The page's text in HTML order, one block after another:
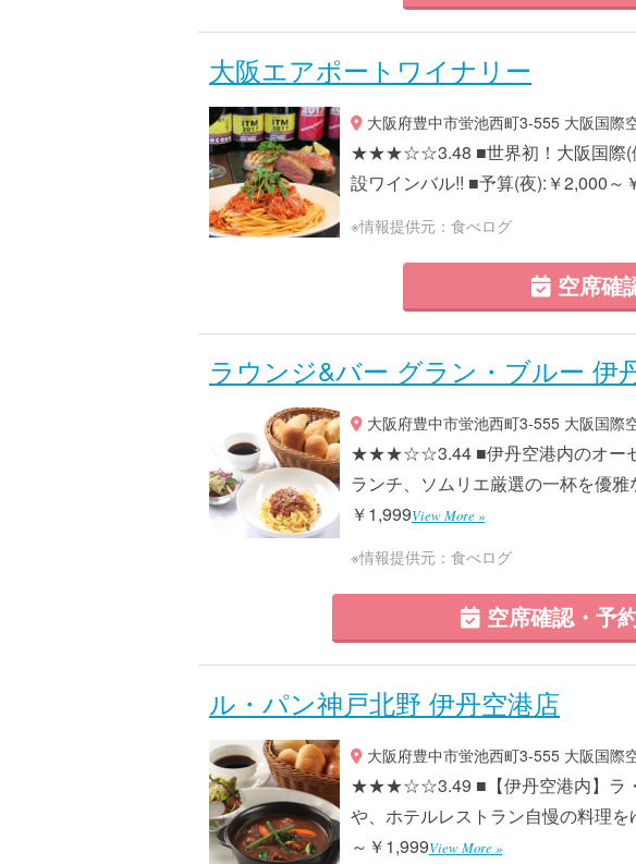
大阪エアポートワイナリー
大阪府豊中市蛍池西町3-555 大阪国際
★★★☆☆3.48 ■世界初！大阪国際(
設ワインバル!! ■予算(夜):￥2,000～
※情報提供元：食べログ
空席確
ラウンジ&バー グラン・ブルー 伊
大阪府豊中市蛍池西町3-555 大阪国際
★★★☆☆3.44 ■伊丹空港内のオー
ランチ、ソムリエ厳選の一杯を優
￥1,999View More »
※情報提供元：食べログ
空席確認・予
ル・パン神戸北野 伊丹空港店
大阪府豊中市蛍池西町3-555 大阪国際
★★★☆☆3.49 ■【伊丹空港内】ラ
や、ホテルレストラン自慢の料理
～￥1,999View More »